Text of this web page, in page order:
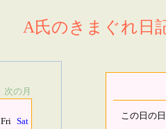
A氏のきまぐれ日
次の月
Fri Sat
この日の